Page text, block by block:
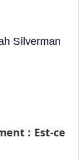
Silverman
: Est-ce